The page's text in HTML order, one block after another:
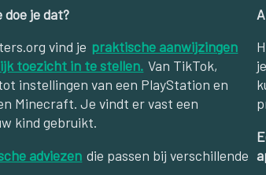
je dat?
vind je praktische aanwijzingen
toezicht in te stellen. Van TikTok,
instellingen van een PlayStation en
Minecraft. Je vindt er vast een
kind gebruikt.
adviezen die passen bij verschillende